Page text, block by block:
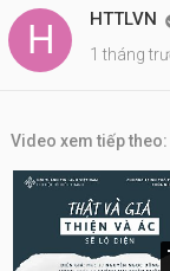
HTTLVN
1 tháng
Video xem tiếp theo: